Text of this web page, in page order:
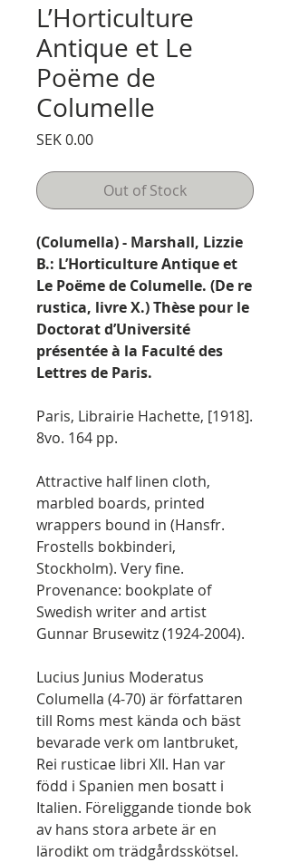
L’Horticulture
Antique et Le
Poëme de
Columelle
SEK 0.00Price
Out of Stock
(Columella) - Marshall, Lizzie
B.: L’Horticulture Antique et
Le Poëme de Columelle. (De re
rustica, livre X.) Thèse pour le
Doctorat d’Université
présentée à la Faculté des
Lettres de Paris.
Paris, Librairie Hachette, [1918].
8vo. 164 pp.
Attractive half linen cloth,
marbled boards, printed
wrappers bound in (Hansfr.
Frostells bokbinderi,
Stockholm). Very fine.
Provenance: bookplate of
Swedish writer and artist
Gunnar Brusewitz (1924-2004).
Lucius Junius Moderatus
Columella (4-70) är författaren
till Roms mest kända och bäst
bevarade verk om lantbruket,
Rei rusticae libri XII. Han var
född i Spanien men bosatt i
Italien. Föreliggande tionde bok
av hans stora arbete är en
lärodikt om trädgårdsskötsel.